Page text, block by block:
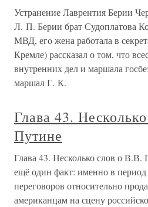
Устранение Лаврентия Берии
Л. П. Берии брат Судоплатова
МВД, его жена работала в
Кремле) рассказал о том, что
внутренних дел и маршала
маршал Г. К.
Глава 43.
Путине
Глава 43. Несколько слов о В.В.
ещё один факт: именно в
переговоров относительно
американцам на сцену